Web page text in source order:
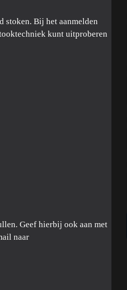
stoken. Bij het aanmelden
kunt uitproberen
Geef hierbij ook aan met
naar